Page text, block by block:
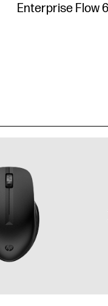
Enterprise Flow